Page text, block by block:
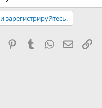
зарегистрируйтесь.
PinterestTumblr WhatsApp